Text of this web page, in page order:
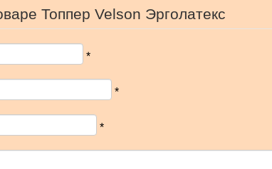
Топпер Velson Эрголатекс
*
*
*